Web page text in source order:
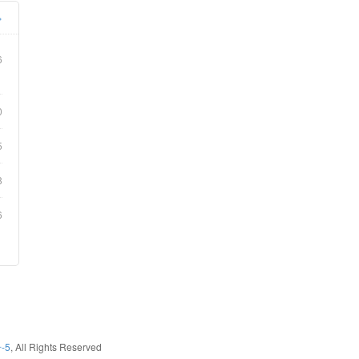
5, All Rights Reserved